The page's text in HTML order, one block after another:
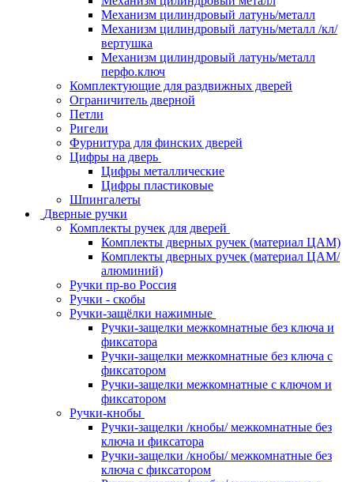
Механизм цилиндровый латунь/металл
Механизм цилиндровый латунь/металл /кл/
вертушка
Механизм цилиндровый латунь/металл
перфо.ключ
Комплектующие для раздвижных дверей
Ограничитель дверной
Петли
Ригели
Фурнитура для финских дверей
Цифры на дверь
Цифры металлические
Цифры пластиковые
Шпингалеты
Дверные ручки
Комплекты ручек для дверей
Комплекты дверных ручек (материал ЦАМ)
Комплекты дверных ручек (материал ЦАМ/
алюминий)
Ручки пр-во Россия
Ручки - скобы
Ручки-защёлки нажимные
Ручки-защелки межкомнатные без ключа и
фиксатора
Ручки-защелки межкомнатные без ключа с
фиксатором
Ручки-защелки межкомнатные с ключом и
фиксатором
Ручки-кнобы
Ручки-защелки /кнобы/ межкомнатные без
ключа и фиксатора
Ручки-защелки /кнобы/ межкомнатные без
ключа с фиксатором